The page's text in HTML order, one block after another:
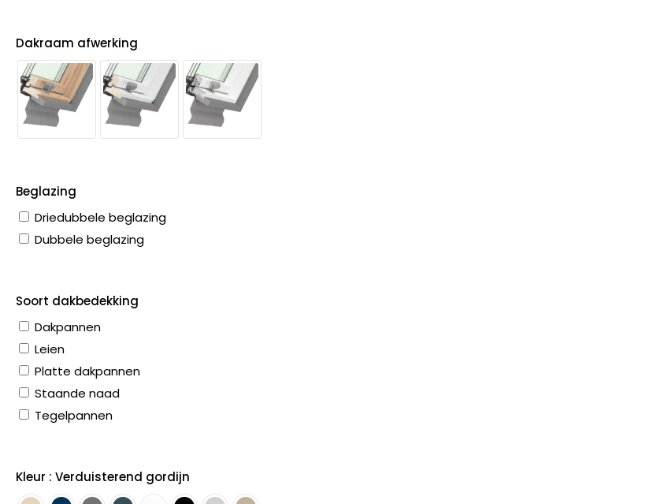
Dakraam afwerking
Beglazing
Driedubbele beglazing
Dubbele beglazing
Soort dakbedekking
Dakpannen
Leien
Platte dakpannen
Staande naad
Tegelpannen
Kleur : Verduisterend gordijn